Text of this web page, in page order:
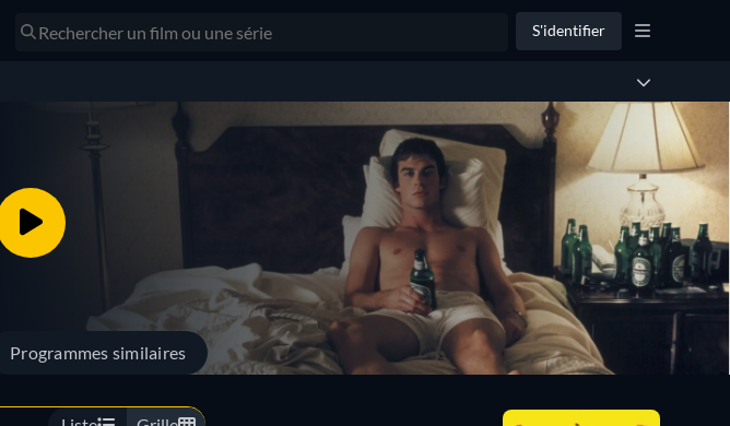
S'identifier
Programmes similaires